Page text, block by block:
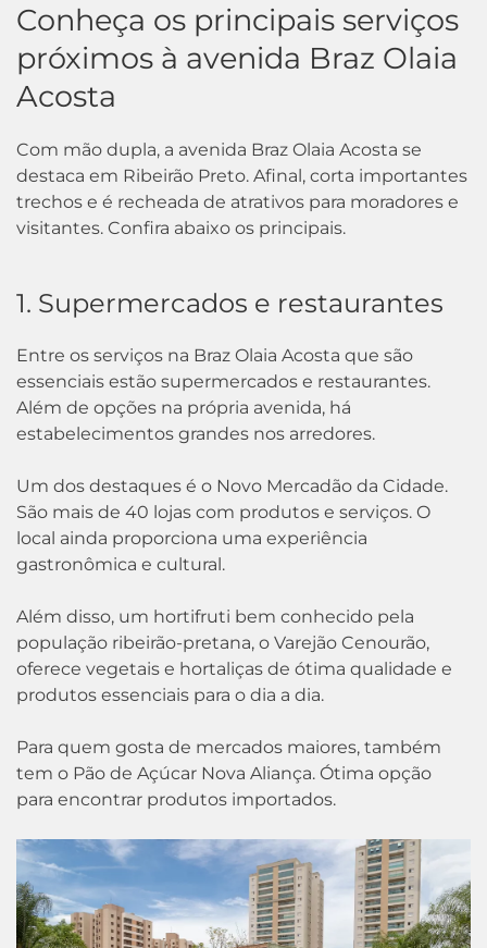
Conheça os principais serviços
próximos à avenida Braz Olaia
Acosta
Com mão dupla, a avenida Braz Olaia Acosta se
destaca em Ribeirão Preto. Afinal, corta importantes
trechos e é recheada de atrativos para moradores e
visitantes. Confira abaixo os principais.
1. Supermercados e restaurantes
Entre os serviços na Braz Olaia Acosta que são
essenciais estão supermercados e restaurantes.
Além de opções na própria avenida, há
estabelecimentos grandes nos arredores.
Um dos destaques é o Novo Mercadão da Cidade.
São mais de 40 lojas com produtos e serviços. O
local ainda proporciona uma experiência
gastronômica e cultural.
Além disso, um hortifruti bem conhecido pela
população ribeirão-pretana, o Varejão Cenourão,
oferece vegetais e hortaliças de ótima qualidade e
produtos essenciais para o dia a dia.
Para quem gosta de mercados maiores, também
tem o Pão de Açúcar Nova Aliança. Ótima opção
para encontrar produtos importados.